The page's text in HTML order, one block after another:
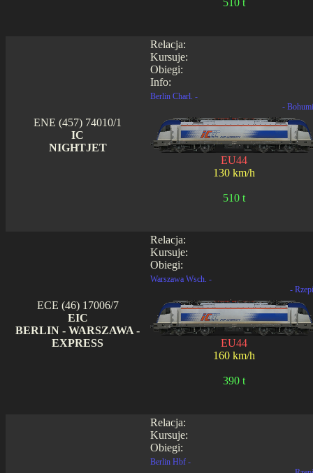
510 t
Relacja:
Kursuje:
Obiegi:
Info:
ENE (457) 74010/1
IC
NIGHTJET
Berlin Charl. -
-
EU44
130 km/h
510 t
Relacja:
Kursuje:
Obiegi:
ECE (46) 17006/7
EIC
BERLIN - WARSZAWA -
EXPRESS
Warszawa Wsch. -
-
EU44
160 km/h
390 t
Relacja:
Kursuje:
Obiegi:
Berlin Hbf -